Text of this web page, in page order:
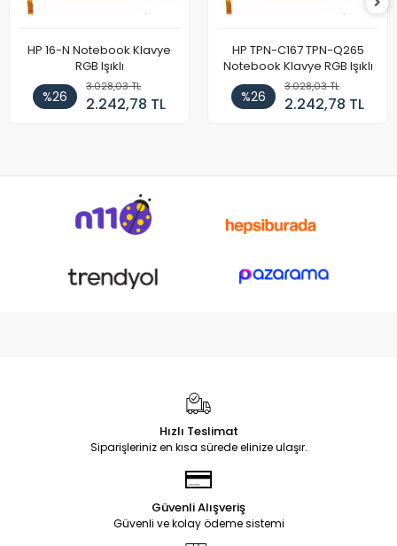
HP 16-N Notebook Klavye
RGB Işıklı
%26
3.028,03 TL
2.242,78 TL
HP TPN-C167 TPN-Q265
Notebook Klavye RGB Işıklı
%26
3.028,03 TL
2.242,78 TL
Hızlı Teslimat
Siparişleriniz en kısa sürede elinize ulaşır.
Güvenli Alışveriş
Güvenli ve kolay ödeme sistemi